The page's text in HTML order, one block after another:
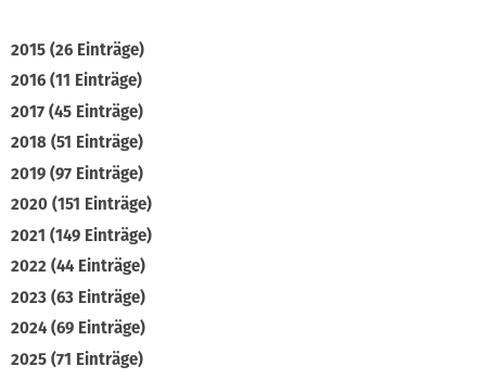
2015 (26 Einträge)
2016 (11 Einträge)
2017 (45 Einträge)
2018 (51 Einträge)
2019 (97 Einträge)
2020 (151 Einträge)
2021 (149 Einträge)
2022 (44 Einträge)
2023 (63 Einträge)
2024 (69 Einträge)
2025 (71 Einträge)